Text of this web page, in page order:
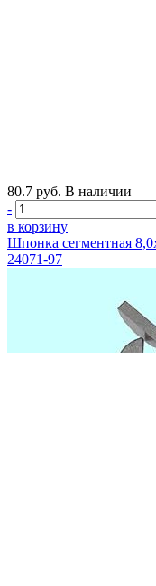
80.7 руб. В наличии
-
в корзину
Шпонка сегментная
24071-97